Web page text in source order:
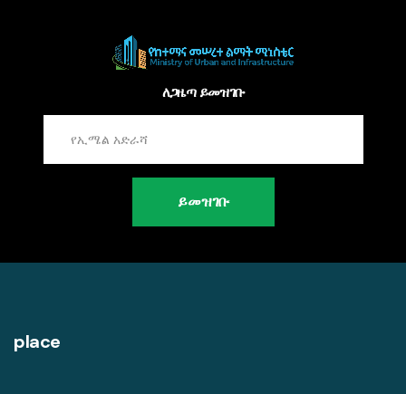
ለጋዜጣ ይመዝገቡ
ይመዝገቡ
place